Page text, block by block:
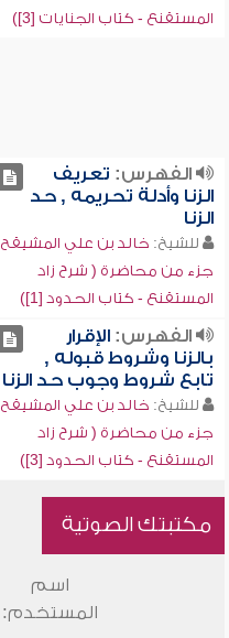
المستقنع - كتاب الجنايات [3])
الفهرس: تعريف
الزنا وأدلة تحريمه , حد
الزنا
للشيخ: خالد بن علي المشيقح
جزء من محاضرة ( شرح زاد
المستقنع - كتاب الحدود [1])
الفهرس:الإقرار
بالزنا وشروط قبوله ,
تابع شروط وجوب حد الزنا
للشيخ: خالد بن علي المشيقح
جزء من محاضرة ( شرح زاد
المستقنع - كتاب الحدود [3])
مكتبتك الصوتية
اسم
المستخدم: